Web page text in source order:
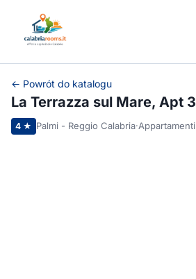
← Powrót do katalogu
La Terrazza sul Mare, Apt 3
4 ★ Palmi - Reggio Calabria·Appartamenti